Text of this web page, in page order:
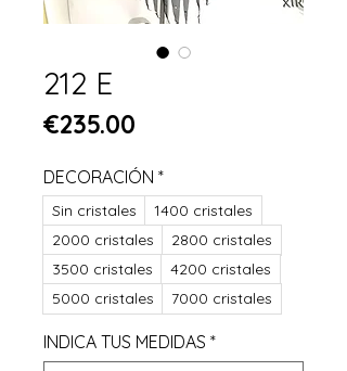
212 E
€235.00
DECORACIÓN *
Sin cristales
1400 cristales
2000 cristales
2800 cristales
3500 cristales
4200 cristales
5000 cristales
7000 cristales
INDICA TUS MEDIDAS *